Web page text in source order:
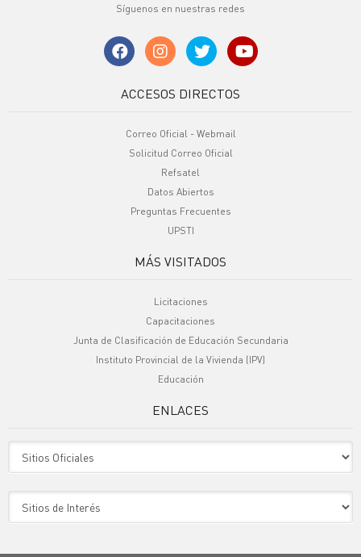
Síguenos en nuestras redes
ACCESOS DIRECTOS
Correo Oficial - Webmail
Solicitud Correo Oficial
Refsatel
Datos Abiertos
Preguntas Frecuentes
UPSTI
MÁS VISITADOS
Licitaciones
Capacitaciones
Junta de Clasificación de Educación Secundaria
Instituto Provincial de la Vivienda (IPV)
Educación
ENLACES